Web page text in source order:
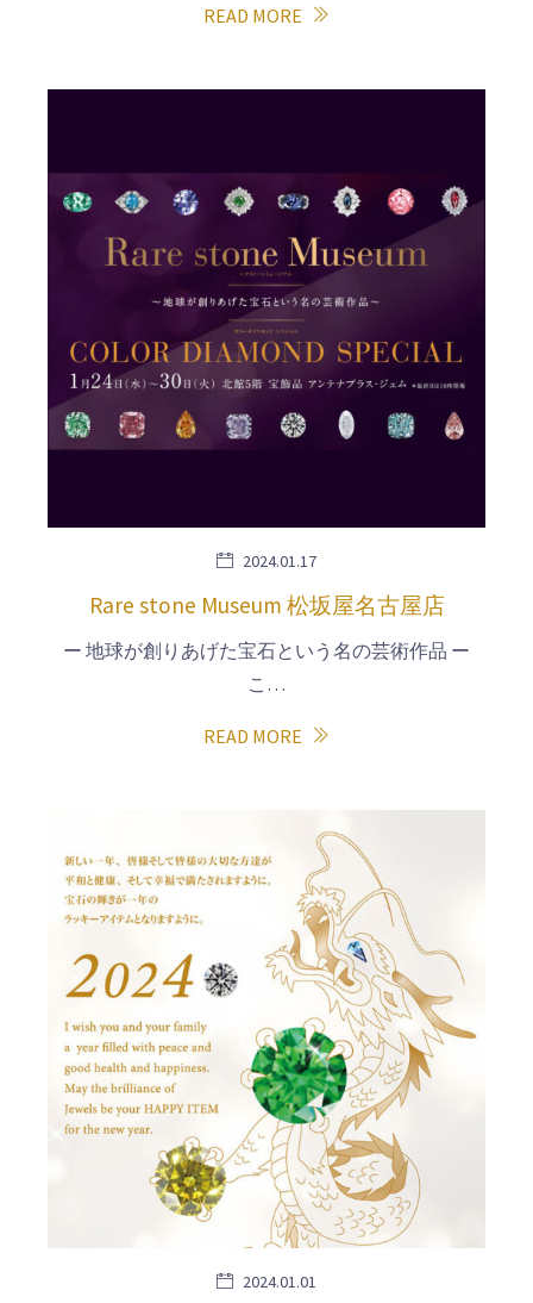
READ MORE
2024.01.17
Rare stone Museum 松坂屋名古屋店
ー 地球が創りあげた宝石という名の芸術作品 ー
こ…
READ MORE
2024.01.01